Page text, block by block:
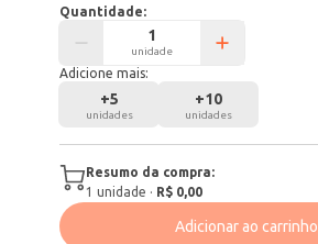
Quantidade:
unidade
Adicione mais:
+5
unidades
+10
unidades
Resumo da compra:
1 unidade · R$ 0,00
Adicionar ao carrinho